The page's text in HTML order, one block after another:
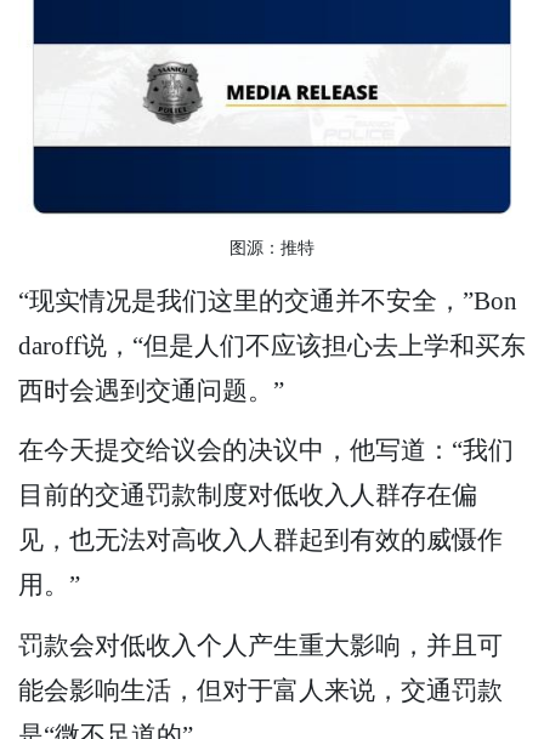
图源：推特
“现实情况是我们这里的交通并不安全，”Bon
daroff说，“但是人们不应该担心去上学和买东
西时会遇到交通问题。”
在今天提交给议会的决议中，他写道：“我们
目前的交通罚款制度对低收入人群存在偏
见，也无法对高收入人群起到有效的威慑作
用。”
罚款会对低收入个人产生重大影响，并且可
能会影响生活，但对于富人来说，交通罚款